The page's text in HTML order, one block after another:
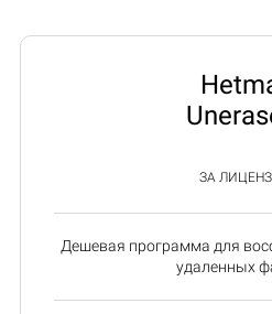
ЗА
Дешевая программа для
удаленных